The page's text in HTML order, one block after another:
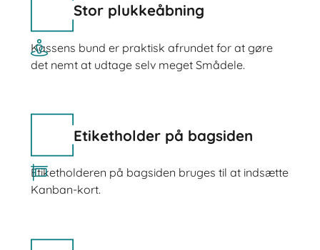
Stor plukkeåbning
Kassens bund er praktisk afrundet for at gøre
det nemt at udtage selv meget Smådele.
Etiketholder på bagsiden
Etiketholderen på bagsiden bruges til at indsætte
Kanban-kort.